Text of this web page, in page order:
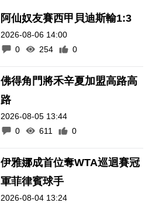
阿仙奴友賽西甲貝迪斯輸1:3
2026-08-06 14:00
0
254 0
佛得角門將禾辛夏加盟高路高
路
2026-08-05 13:44
0
611 0
伊雅娜成首位奪WTA巡迴賽冠
軍菲律賓球手
2026-08-04 13:24